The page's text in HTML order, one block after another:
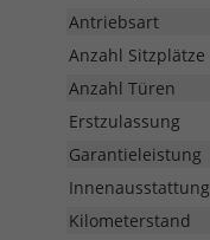
Antriebsart
Anzahl Sitzplätze
Anzahl Türen
Erstzulassung
Garantieleistung
Innenausstattung
Kilometerstand